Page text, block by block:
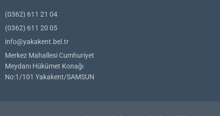
(0362) 611 21 04
(0362) 611 20 05
info@yakakent.bel.tr
Merkez Mahallesi Cumhuriyet
Meydanı Hükümet Konağı
No:1/101 Yakakent/SAMSUN